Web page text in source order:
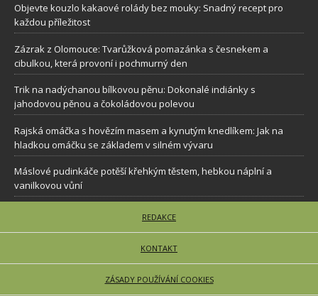
Objevte kouzlo kakaové rolády bez mouky: Snadný recept pro
každou příležitost
Zázrak z Olomouce: Tvarůžková pomazánka s česnekem a
cibulkou, která provoní i pochmurný den
Trik na nadýchanou bílkovou pěnu: Dokonalé indiánky s
jahodovou pěnou a čokoládovou polevou
Rajská omáčka s hovězím masem a kynutým knedlíkem: Jak na
hladkou omáčku se základem v silném vývaru
Máslové pudinkáče potěší křehkým těstem, hebkou náplní a
vanilkovou vůní
REDAKCE
KONTAKT
ZÁSADY POUŽÍVÁNÍ COOKIES